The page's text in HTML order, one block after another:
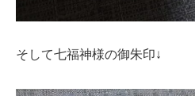
そして七福神様の御朱印↓